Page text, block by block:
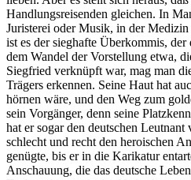
Handlungsreisenden gleichen. In
Juristerei oder Musik, in der
ist es der sieghafte Überkommis,
dem Wandel der Vorstellung etwa,
Siegfried verknüpft war, mag man
Trägers erkennen. Seine Haut hat
hörnen wäre, und den Weg zum
sein Vorgänger, denn seine
hat er sogar den deutschen Leutnant
schlecht und recht den heroischen
genügte, bis er in die Karikatur
Anschauung, die das deutsche